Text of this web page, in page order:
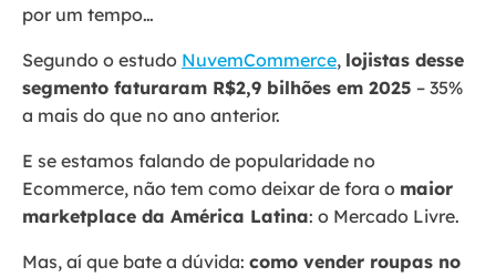
por um tempo…
Segundo o estudo NuvemCommerce, lojistas desse
segmento faturaram R$2,9 bilhões em 2025 – 35%
a mais do que no ano anterior.
E se estamos falando de popularidade no
Ecommerce, não tem como deixar de fora o maior
marketplace da América Latina: o Mercado Livre.
Mas, aí que bate a dúvida: como vender roupas no